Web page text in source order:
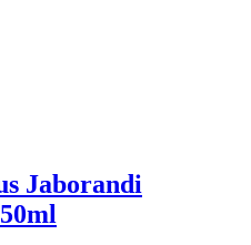
Jaborandi